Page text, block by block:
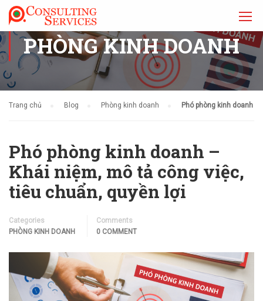
PHÒNG KINH DOANH
Trang chủ Blog Phòng kinh doanh Phó phòng kinh doanh
Phó phòng kinh doanh –
Khái niệm, mô tả công việc,
tiêu chuẩn, quyền lợi
Categories
PHÒNG KINH DOANH
Comments
0 COMMENT